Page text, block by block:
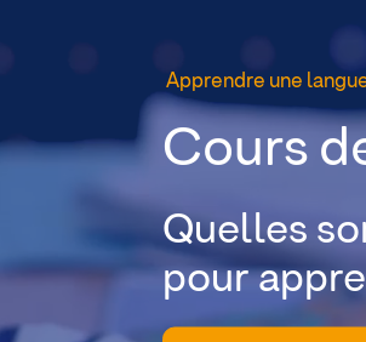
Apprendre une
Cours
Quelles
pour